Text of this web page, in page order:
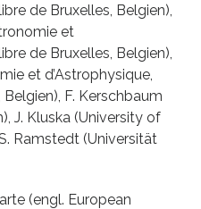
de Bruxelles, Belgien),
et
de Bruxelles, Belgien),
et d’Astrophysique,
F. Kerschbaum
J. Kluska (University of
Ramstedt (Universität
(engl. European